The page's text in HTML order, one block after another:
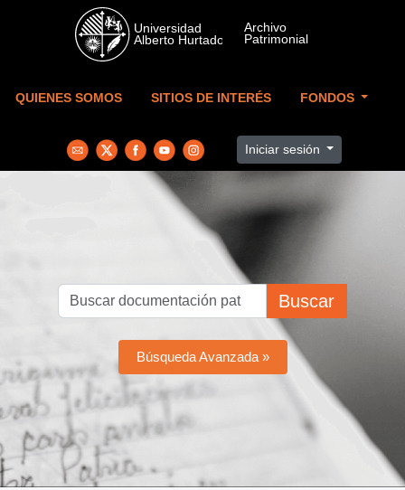
Skip to main content
QUIENES SOMOS SITIOS DE INTERÉS FONDOS
Iniciar sesión
Buscar
Búsqueda Avanzada »